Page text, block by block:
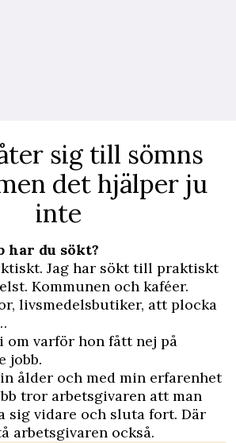
sig till sömns
det hjälper ju
inte
har du sökt?
Jag har sökt till praktiskt
Kommunen och kaféer.
livsmedelsbutiker, att plocka
om varför hon fått nej på
jobb.
ålder och med min erfarenhet
tror arbetsgivaren att man
sig vidare och sluta fort. Där
arbetsgivaren också.